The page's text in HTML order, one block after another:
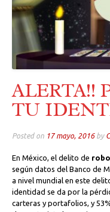
ALERTA!!
TU
Posted on 17 mayo, 2016by
En México, el delito de
según datos del Banco de
a nivel mundial en este
identidad se da por la
carteras y portafolios, y